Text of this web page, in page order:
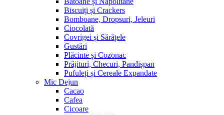
Biscuiți și Crackers
Bomboane, Dropsuri, Jeleuri
Ciocolată
Covrigei și Sărățele
Gustări
Plăcinte și Cozonac
Prăjituri, Checuri, Pandișpan
Pufuleți și Cereale Expandate
Mic Dejun
Cacao
Cafea
Cicoare